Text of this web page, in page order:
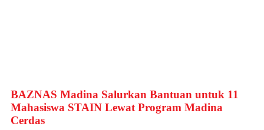
BAZNAS Madina Salurkan Bantuan untuk 11
Mahasiswa STAIN Lewat Program Madina
Cerdas